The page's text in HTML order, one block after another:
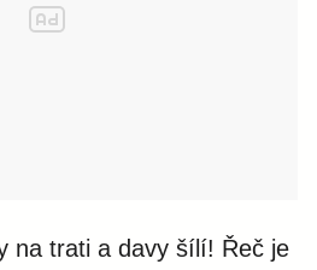
na trati a davy šílí! Řeč je